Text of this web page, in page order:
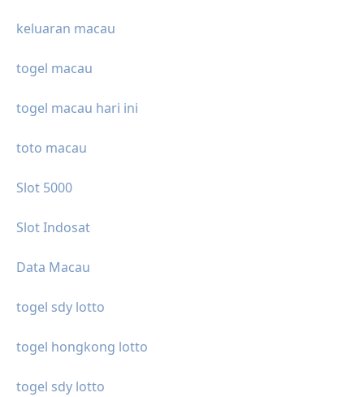
keluaran macau
togel macau
togel macau hari ini
toto macau
Slot 5000
Slot Indosat
Data Macau
togel sdy lotto
togel hongkong lotto
togel sdy lotto